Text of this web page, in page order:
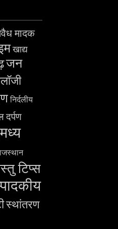
मादक
खाद्य
जन
निर्दलीय
दर्पण
मध्य
टिप्स
स्थांतरण